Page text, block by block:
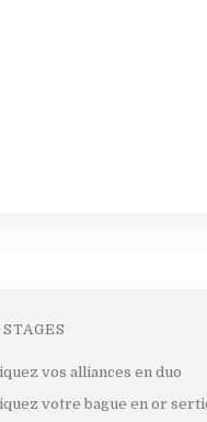
vos alliances en duo
votre bague en or